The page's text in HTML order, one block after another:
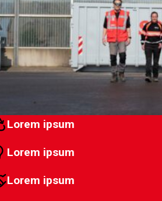
Lorem ipsum
Lorem ipsum
Lorem ipsum